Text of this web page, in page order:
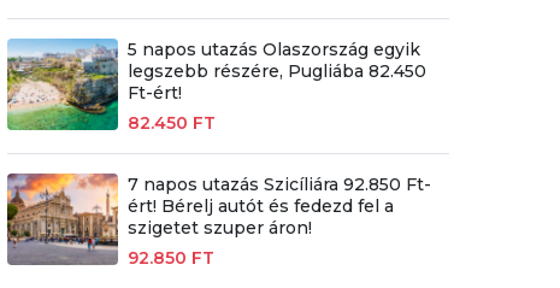
5 napos utazás Olaszország egyik
legszebb részére, Pugliába 82.450
Ft-ért!
82.450 FT
7 napos utazás Szicíliára 92.850 Ft-
ért! Bérelj autót és fedezd fel a
szigetet szuper áron!
92.850 FT